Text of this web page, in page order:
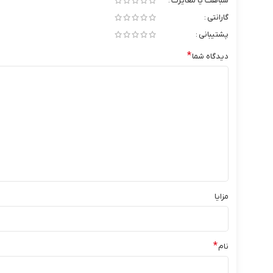
گارانتی
پشتیبانی
دیدگاه شما*
مزایا
نام*